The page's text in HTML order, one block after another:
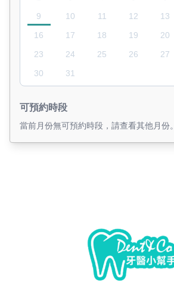
9
10 11 12 13
16
17 18 19 20
23
24 25 26 27
30
31
可預約時段
當前月份無可預約時段，請查看其他月份。